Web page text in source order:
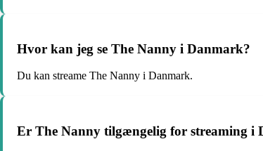
Hvor kan jeg se The Nanny i Danmark?
Du kan streame The Nanny i Danmark.
Er The Nanny tilgængelig for streaming i